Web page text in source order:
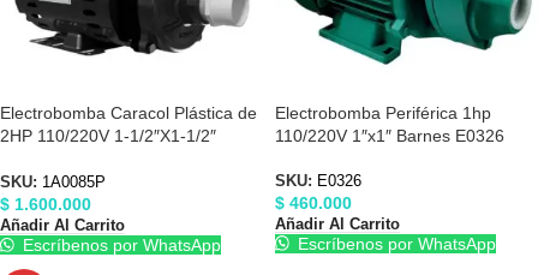
Electrobomba Caracol Plástica de
2HP 110/220V 1-1/2″X1-1/2″
SKU: 1A0085P
$ 1.600.000
Añadir Al Carrito
Escríbenos por WhatsApp
Electrobomba Periférica 1hp
110/220V 1″x1″ Barnes E0326
SKU: E0326
$ 460.000
Añadir Al Carrito
Escríbenos por WhatsApp